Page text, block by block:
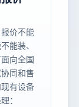
价不能
能装、
向全国
同和售
有设备
：